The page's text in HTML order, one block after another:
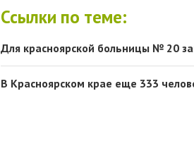
Ссылки по теме:
Для красноярской больницы № 20
В Красноярском крае еще 333